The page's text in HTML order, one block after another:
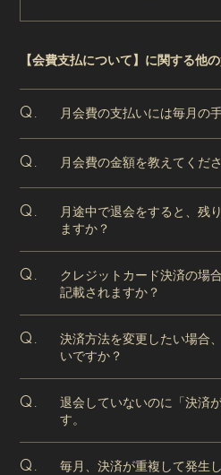
【会費支払について】に関する他
Q. 月会費の支払いには毎月の
Q. 月会費の金額を教えてくださ
Q.
月途中で退会をすると、残
ますか？
Q.
クレジットカード決済の場
記載されますか？
Q.
決済方法を変更したい場合
いですか？
Q.
退会していないのに「決済
す。
Q. 毎月、決済が重複して発生し